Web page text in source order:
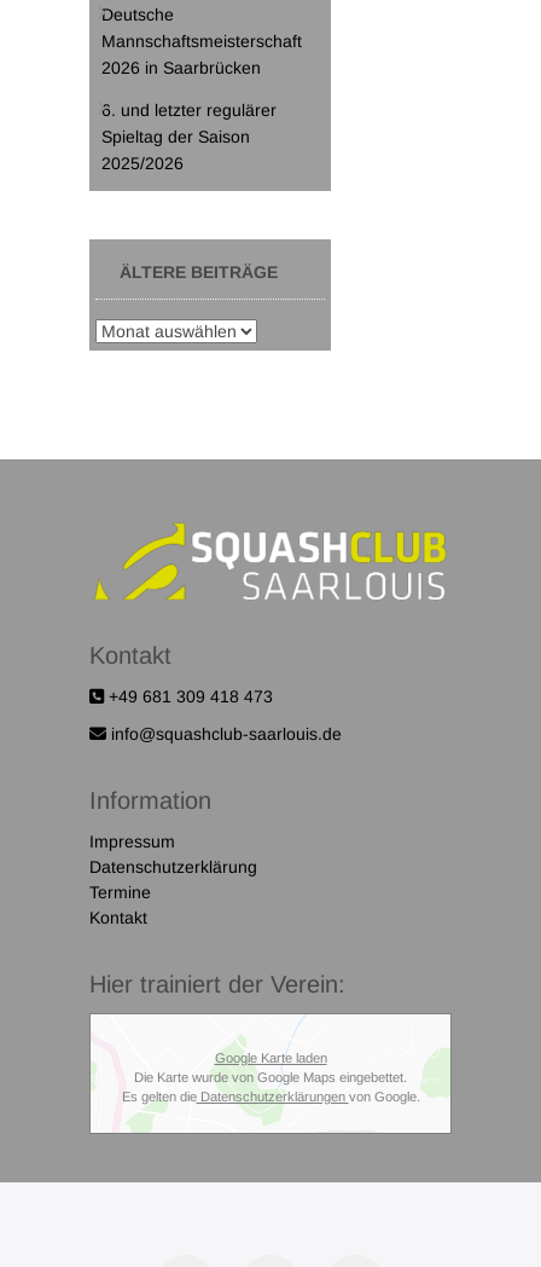
Deutsche
Mannschaftsmeisterschaft
2026 in Saarbrücken
6. und letzter regulärer
Spieltag der Saison
2025/2026
ÄLTERE BEITRÄGE
Kontakt
+49 681 309 418 473
info@squashclub-saarlouis.de
Information
Impressum
Datenschutzerklärung
Termine
Kontakt
Hier trainiert der Verein:
Google Karte laden
Die Karte wurde von Google Maps eingebettet.
Es gelten dieDatenschutzerklärungen von Google.